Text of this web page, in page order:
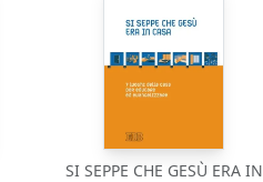
SI SEPPE CHE GESÙ ERA IN